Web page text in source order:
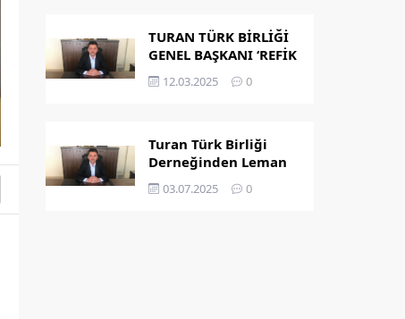
TURAN TÜRK BİRLİĞİ
GENEL BAŞKANI ‘REFİK
KAPLAN’ OLDU
12.03.2025 0
Turan Türk Birliği
Derneğinden Leman
Dergisi’nin
Peygamber
03.07.2025 0